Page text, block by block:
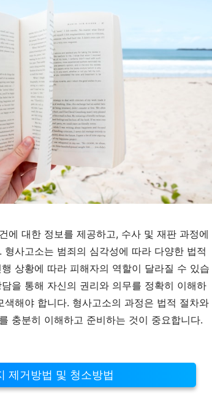
에 대한 정보를 제공하고, 수사 및 재판 과정에
사고소는 범죄의 심각성에 따라 다양한 법적
상황에 따라 피해자의 역할이 달라질 수 있습
을 통해 자신의 권리와 의무를 정확히 이해하
해야 합니다. 형사고소의 과정은 법적 절차와
충분히 이해하고 준비하는 것이 중요합니다.
제거방법 및 청소방법